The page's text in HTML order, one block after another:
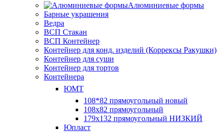
Алюминиевые формы
Барные украшения
Ведра
ВСП Стакан
ВСП Контейнер
Контейнер для конд. изделий (Коррексы Ракушки)
Контейнер для суши
Контейнер для тортов
Контейнера
ЮМТ
108*82 прямоугольный новый
108х82 прямоугольный
179х132 прямоугольный НИЗКИЙ
Юпласт